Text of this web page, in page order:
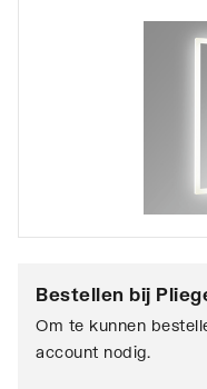
Bestellen bij
Om te kunnen
account nodig.